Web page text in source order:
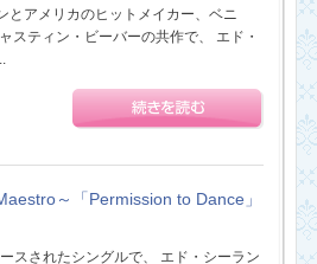
とアメリカのヒットメイカー、ベニ
スティン・ビーバーの共作で、 エド・
～「Permission to Dance」
スされたシングルで、 エド・シーラン